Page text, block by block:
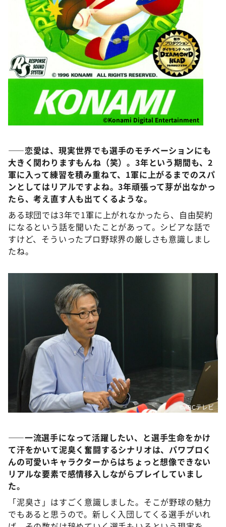
©Konami Digital Entertainment
――恋愛は、現実世界でも選手のモチベーションにも
大きく関わりますもんね（笑）。3年という期間も、2
軍に入って練習を積み重ねて、1軍に上がるまでのスパ
ンとしてはリアルですよね。3年頑張って芽が出なかっ
たら、考え直す人も出てくるような。
ある球団では3年で1軍に上がれなかったら、自由契約
になるという話を聞いたことがあって。シビアな話で
すけど、そういったプロ野球界の厳しさも意識しまし
たね。
©ABCテレビ
――一流選手になって活躍したい、と選手生命をかけ
て汗をかいて泥臭く奮闘するシナリオは、パワプロく
んの可愛いキャラクターからはちょっと想像できない
リアルな要素で感情移入しながらプレイしていまし
た。
「泥臭さ」はすごく意識しました。そこが野球の魅力
でもあると思うので。新しく入団してくる選手がいれ